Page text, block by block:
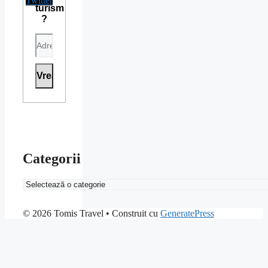
turism
?
Categorii
Categorii
© 2026 Tomis Travel • Construit cu GeneratePress